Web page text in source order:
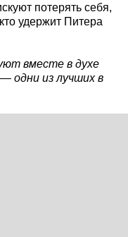
потерять себя,
удержит Питера
вместе в духе
одни из лучших в